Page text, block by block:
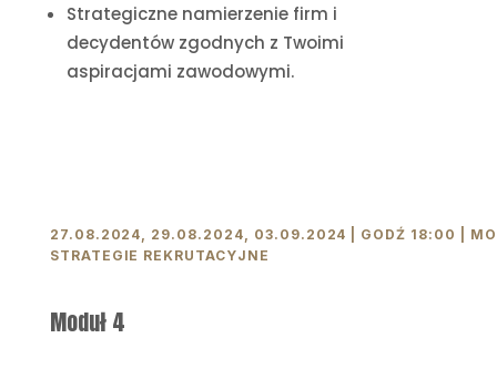
Strategiczne namierzenie firm i
decydentów zgodnych z Twoimi
aspiracjami zawodowymi.
27.08.2024, 29.08.2024, 03.09.2024 | GODŹ 18:00 |
STRATEGIE REKRUTACYJNE
Moduł 4